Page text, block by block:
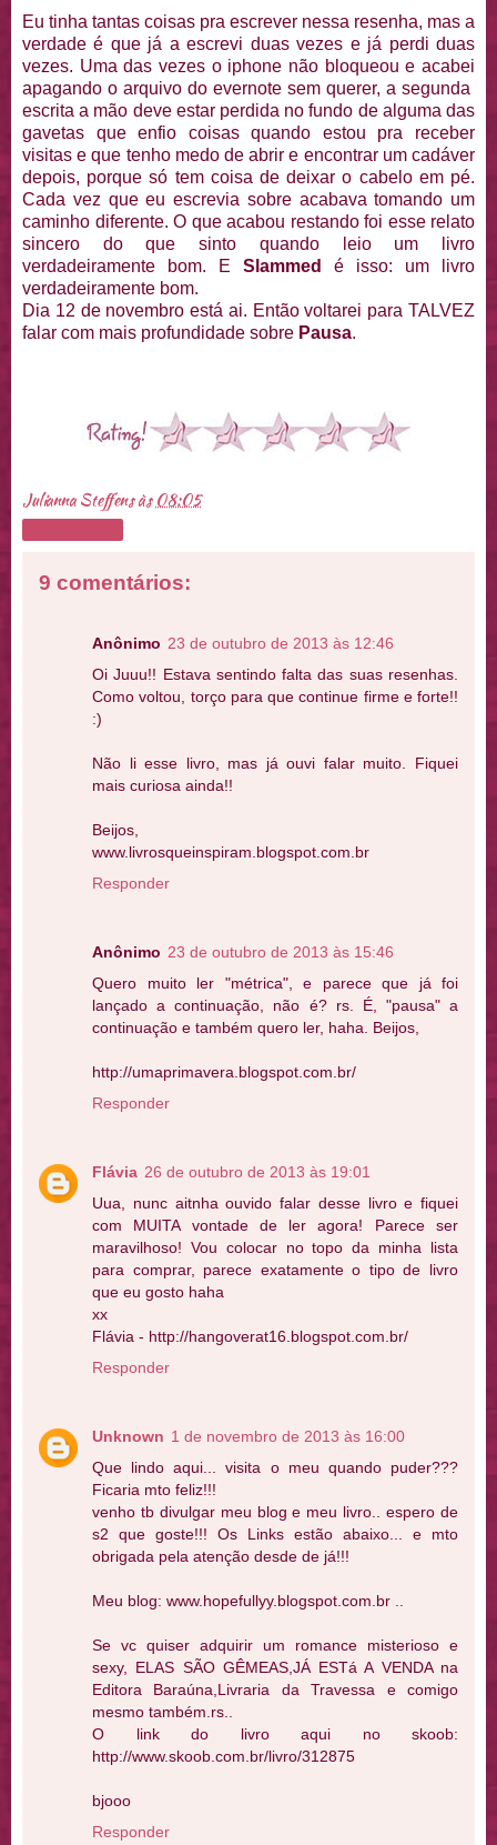
Eu tinha tantas coisas pra escrever nessa resenha, mas a
verdade é que já a escrevi duas vezes e já perdi duas
vezes. Uma das vezes o iphone não bloqueou e acabei
apagando o arquivo do evernote sem querer, a segunda
escrita a mão deve estar perdida no fundo de alguma das
gavetas que enfio coisas quando estou pra receber
visitas e que tenho medo de abrir e encontrar um cadáver
depois, porque só tem coisa de deixar o cabelo em pé.
Cada vez que eu escrevia sobre acabava tomando um
caminho diferente. O que acabou restando foi esse relato
sincero do que sinto quando leio um livro
verdadeiramente bom. E Slammed
é isso: um livro
verdadeiramente bom.
Dia 12 de novembro está ai. Então voltarei para TALVEZ
falar com mais profundidade sobre Pausa.
Julianna Steffensàs08:05
9 comentários:
Anônimo 23 de outubro de 2013 às 12:46
Oi Juuu!! Estava sentindo falta das suas resenhas.
Como voltou, torço para que continue firme e forte!!
:)
Não li esse livro, mas já ouvi falar muito. Fiquei
mais curiosa ainda!!
Beijos,
www.livrosqueinspiram.blogspot.com.br
Responder
Anônimo 23 de outubro de 2013 às 15:46
Quero muito ler "métrica", e parece que já foi
lançado a continuação, não é? rs. É, "pausa" a
continuação e também quero ler, haha. Beijos,
http://umaprimavera.blogspot.com.br/
Responder
Flávia 26 de outubro de 2013 às 19:01
Uua, nunc aitnha ouvido falar desse livro e fiquei
com MUITA vontade de ler agora! Parece ser
maravilhoso! Vou colocar no topo da minha lista
para comprar, parece exatamente o tipo de livro
que eu gosto haha
xx
Flávia - http://hangoverat16.blogspot.com.br/
Responder
Unknown 1 de novembro de 2013 às 16:00
Que lindo aqui... visita o meu quando puder???
Ficaria mto feliz!!!
venho tb divulgar meu blog e meu livro.. espero de
s2 que goste!!! Os Links estão abaixo... e mto
obrigada pela atenção desde de já!!!
Meu blog: www.hopefullyy.blogspot.com.br ..
Se vc quiser adquirir um romance misterioso e
sexy, ELAS SÃO GÊMEAS,JÁ ESTá A VENDA na
Editora Baraúna,Livraria da Travessa e comigo
mesmo também.rs..
O link do livro aqui no skoob:
http://www.skoob.com.br/livro/312875
bjooo
Responder